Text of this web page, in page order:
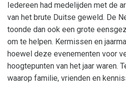
Iedereen had medelijden met de
van het brute Duitse geweld. De
toonde dan ook een grote
om te helpen. Kermissen en
hoewel deze evenementen voor
hoogtepunten van het jaar waren.
waarop familie, vrienden en